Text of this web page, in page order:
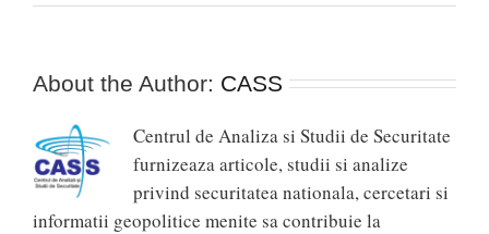
About the Author: CASS
Centrul de Analiza si Studii de Securitate
furnizeaza articole, studii si analize
privind securitatea nationala, cercetari si
informatii geopolitice menite sa contribuie la